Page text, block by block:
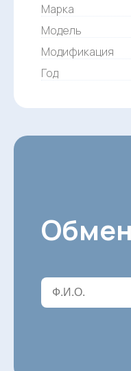
Марка
Модель
Модификация
Год